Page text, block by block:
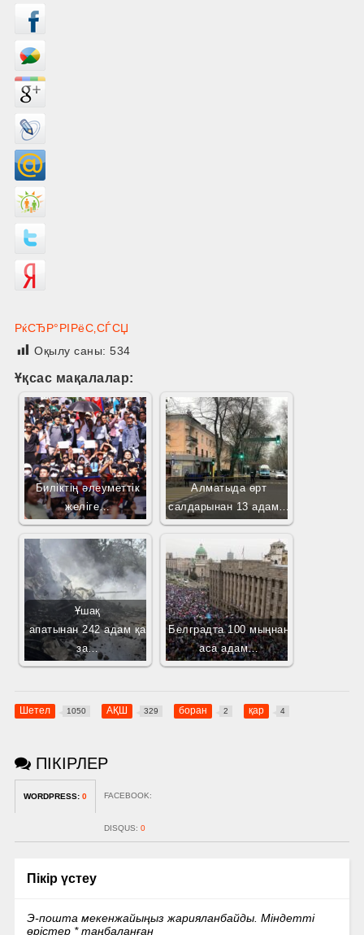
РќСЂР°РІРёС‚СЃСЏ
Оқылу саны:534
Ұқсас мақалалар:
Биліктің әлеуметтік
желіге…
Алматыда өрт
салдарынан 13 адам…
Ұшақ
апатынан 242 адам қа
за…
Белградта 100 мыңнан
аса адам…
Шетел 1050 АҚШ 329 боран 2 қар 4
ПІКІРЛЕР
WORDPRESS: 0 FACEBOOK:
DISQUS: 0
Пікір үстеу
Э-пошта мекенжайыңыз жарияланбайды. Міндетті
өрістер *таңбаланған